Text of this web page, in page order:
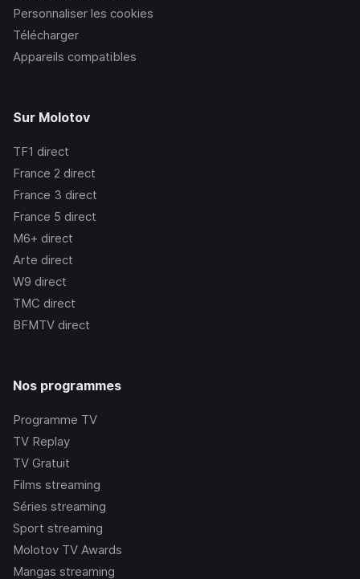
Personnaliser les cookies
Télécharger
Appareils compatibles
Sur Molotov
TF1 direct
France 2 direct
France 3 direct
France 5 direct
M6+ direct
Arte direct
W9 direct
TMC direct
BFMTV direct
Nos programmes
Programme TV
TV Replay
TV Gratuit
Films streaming
Séries streaming
Sport streaming
Molotov TV Awards
Mangas streaming